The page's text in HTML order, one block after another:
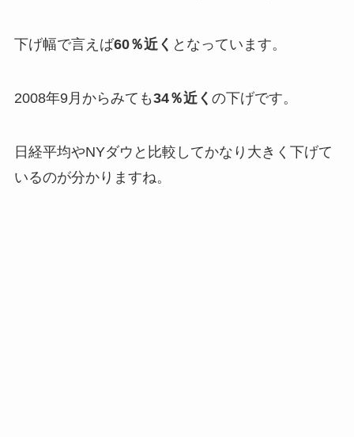
下げ幅で言えば60％近く となっています。
2008年9月からみても34％近く の下げです。
日経平均やNYダウと比較してかなり大きく下げて
いるのが分かりますね。